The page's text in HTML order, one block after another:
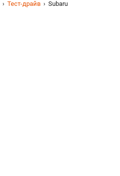
Тест-драйв Subaru